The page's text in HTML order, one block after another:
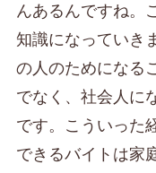
んあるんですね。
知識になっていき
の人のためになる
でなく、社会人に
です。こういった
できるバイトは家